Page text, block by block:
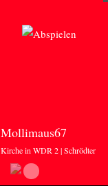
Mollimaus67
Kirche in WDR 2 | Schrödter